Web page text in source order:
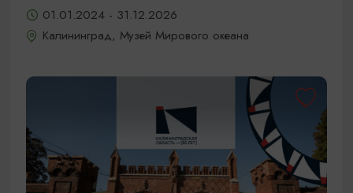
01.01.2024 - 31.12.2026
Калининград, Музей Мирового океана